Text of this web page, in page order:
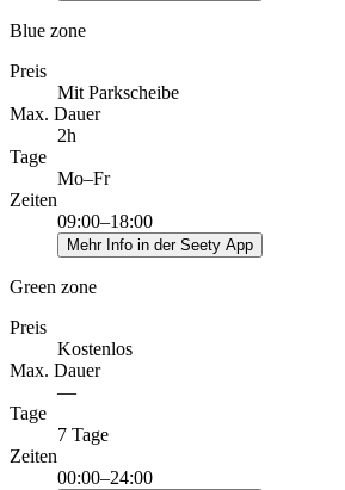
Blue zone
Preis
Mit Parkscheibe
Max. Dauer
2h
Tage
Mo–Fr
Zeiten
09:00–18:00
Mehr Info in der Seety App
Green zone
Preis
Kostenlos
Max. Dauer
—
Tage
7 Tage
Zeiten
00:00–24:00